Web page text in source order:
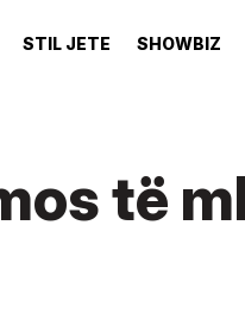
STIL JETE SHOWBIZ
të